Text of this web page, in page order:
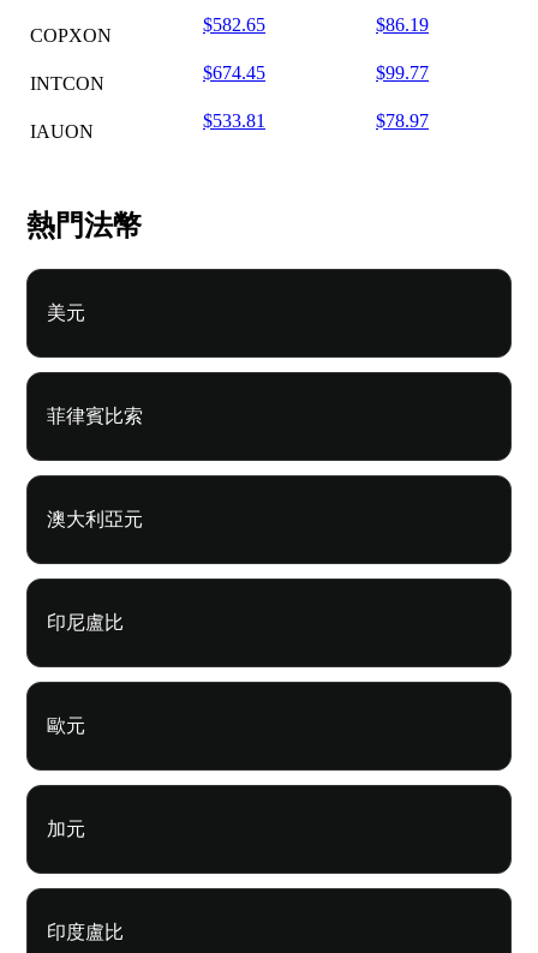
COPXON
$582.65 $86.19
INTCON
$674.45 $99.77
IAUON
$533.81 $78.97
熱門法幣
美元
菲律賓比索
澳大利亞元
印尼盧比
歐元
加元
印度盧比